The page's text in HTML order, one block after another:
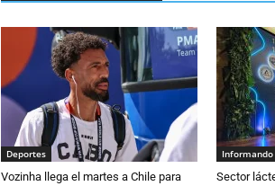
Deportes
Vozinha llega el martes a Chile para
Sector